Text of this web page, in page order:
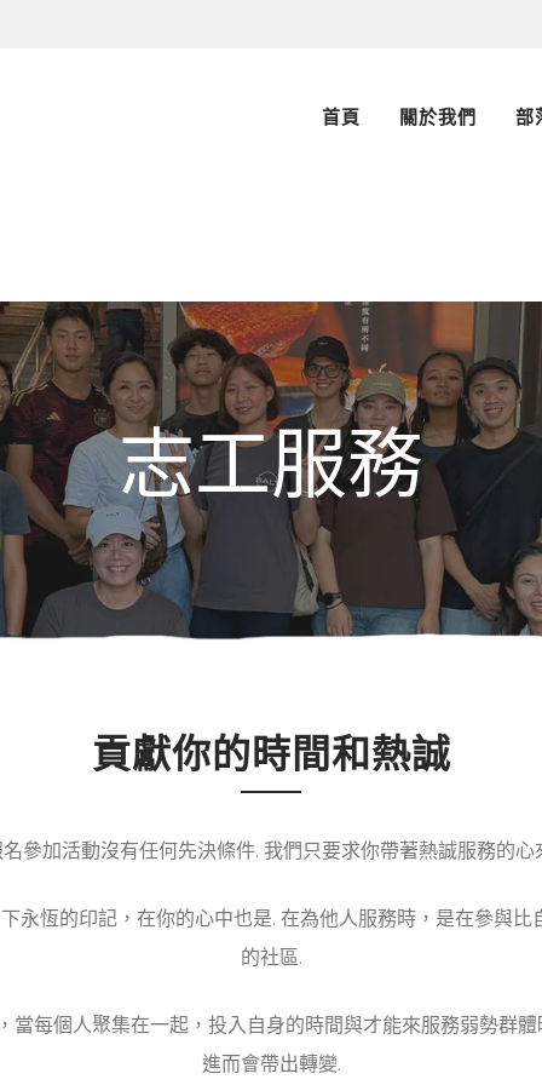
首頁 關於我們 部
志工服務
貢獻你的時間和熱誠
參加活動沒有任何先決條件. 我們只要求你帶著熱誠服務的心
永恆的印記，在你的心中也是. 在為他人服務時，是在參與
的社區.
當每個人聚集在一起，投入自身的時間與才能來服務弱勢群
進而會帶出轉變.